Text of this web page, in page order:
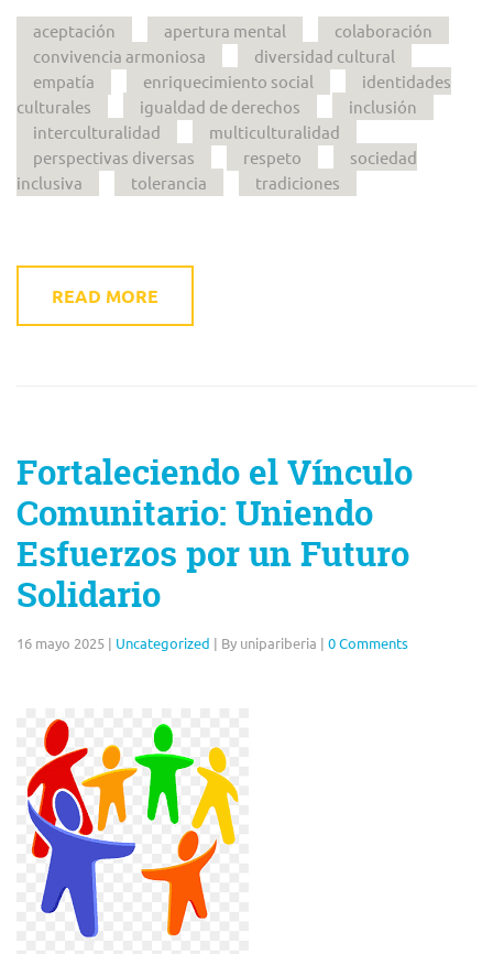
aceptación apertura mental
colaboración
convivencia armoniosa
diversidad cultural
empatía
enriquecimiento social
identidades
culturales
igualdad de derechos
inclusión
interculturalidad
multiculturalidad
perspectivas diversas
respeto
sociedad
inclusiva
tolerancia tradiciones
READ MORE
Fortaleciendo el Vínculo
Comunitario: Uniendo
Esfuerzos por un Futuro
Solidario
16 mayo 2025 | Uncategorized | By unipariberia | 0 Comments